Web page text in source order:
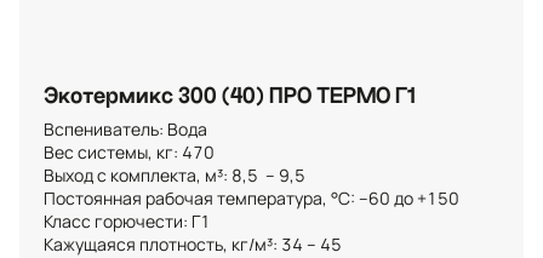
Экотермикс 300 (40) ПРО ТЕРМО Г1
Вспениватель: Вода
Вес системы, кг: 470
Выход с комплекта, м³: 8,5  – 9,5
Постоянная рабочая температура, °C: –60 до +150
Класс горючести: Г1
Кажущаяся плотность, кг/м³: 34 – 45